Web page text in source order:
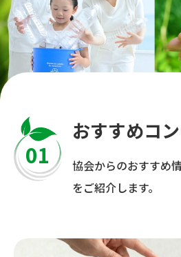
01
おすすめコ
協会からのおすすめ
をご紹介します。